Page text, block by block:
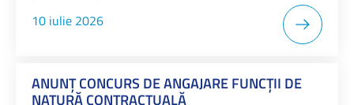
10 iulie 2026
ANUNŢ CONCURS DE ANGAJARE FUNCȚII DE
NATURĂ CONTRACTUALĂ